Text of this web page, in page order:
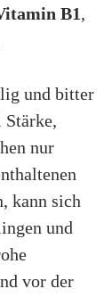
B1,
und bitter
nur
kann sich
und
vor der